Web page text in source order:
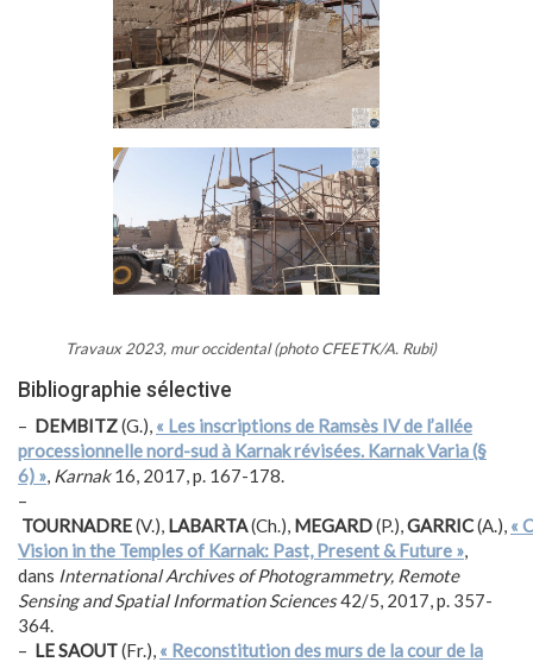
Travaux 2023, mur occidental (photo CFEETK/A. Rubi)
Bibliographie sélective
– DEMBITZ(G.), « Les inscriptions de Ramsès IV de l’allée
processionnelle nord-sud à Karnak révisées. Karnak Varia (§
6) », Karnak16, 2017, p. 167-178.
–
TOURNADRE(V.), LABARTA(Ch.), MEGARD(P.),GARRIC(A.), «
Vision in the Temples of Karnak: Past, Present & Future »,
dans International Archives of Photogrammetry, Remote
Sensing and Spatial Information Sciences42/5, 2017, p. 357-
364.
– LE SAOUT(Fr.), « Reconstitution des murs de la cour de la